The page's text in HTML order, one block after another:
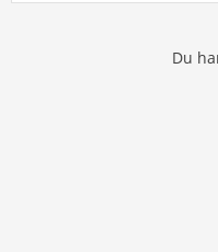
Du